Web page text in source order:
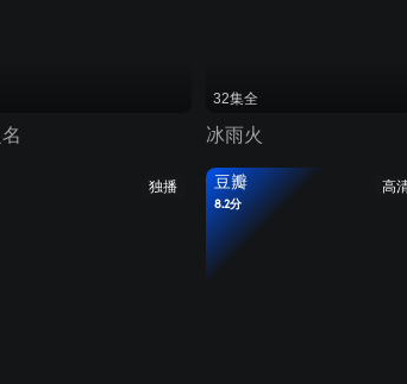
32集全
冰雨火
独播 高
豆瓣
8.2分